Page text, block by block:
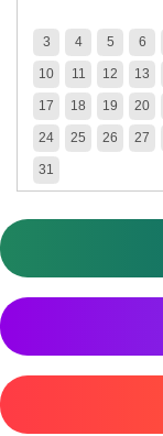
3 4 5 6
10 11 12 13
17 18 19 20
24 25 26 27
31